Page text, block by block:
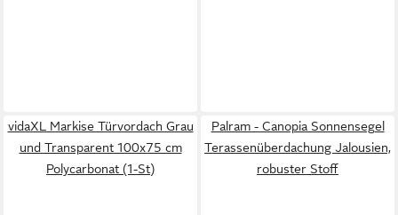
vidaXL Markise Türvordach Grau
und Transparent 100x75 cm
Polycarbonat (1-St)
Palram - Canopia Sonnensegel
Terassenüberdachung Jalousien,
robuster Stoff